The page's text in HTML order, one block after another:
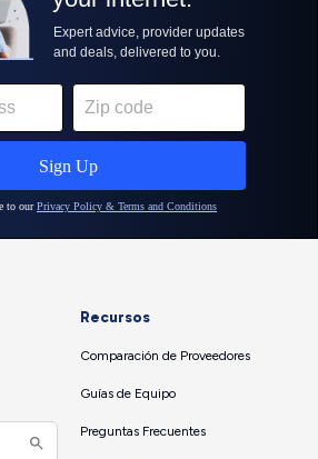
Recursos
Comparación de Proveedores
Guías de Equipo
Preguntas Frecuentes